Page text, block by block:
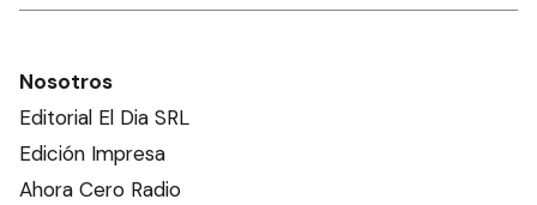
Nosotros
Editorial El Dia SRL
Edición Impresa
Ahora Cero Radio